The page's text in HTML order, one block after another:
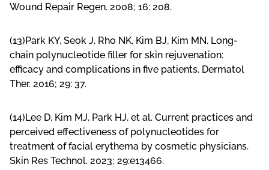
Wound Repair Regen. 2008; 16: 208.
(13)Park KY, Seok J, Rho NK, Kim BJ, Kim MN. Long-
chain polynucleotide filler for skin rejuvenation:
efficacy and complications in five patients. Dermatol
Ther. 2016; 29: 37.
(14)Lee D, Kim MJ, Park HJ, et al. Current practices and
perceived effectiveness of polynucleotides for
treatment of facial erythema by cosmetic physicians.
Skin Res Technol. 2023; 29:e13466.